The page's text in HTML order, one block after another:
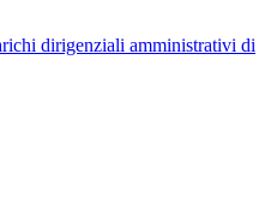
dirigenziali amministrativi di